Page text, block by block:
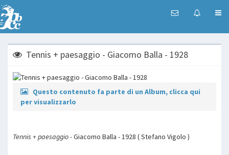
Tennis + paesaggio - Giacomo Balla - 1928
Questo contenuto fa parte di un Album, clicca qui
per visualizzarlo
Tennis + paesaggio -Giacomo Balla - 1928 ( Stefano Vigolo )